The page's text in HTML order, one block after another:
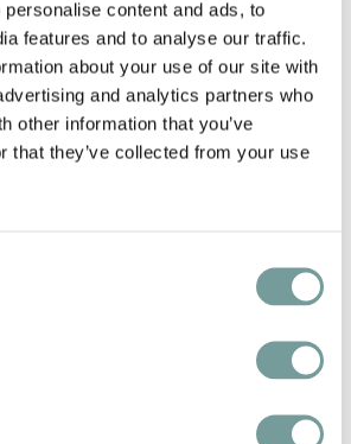
content and ads, to
features and to analyse our traffic.
about your use of our site with
and analytics partners who
other information that you’ve
that they’ve collected from your use